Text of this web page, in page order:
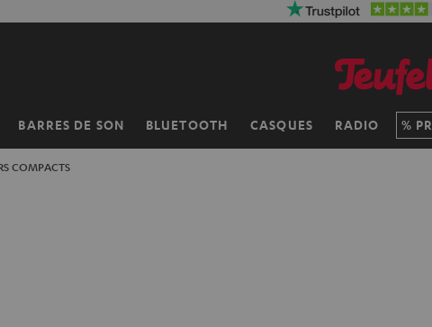
BARRES DE SON BLUETOOTH CASQUES RADIO
COMPACTS